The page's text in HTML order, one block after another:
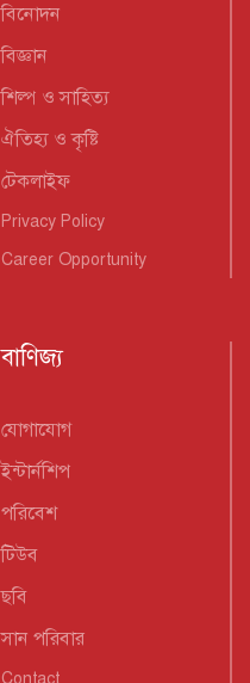
বিনোদন
বিজ্ঞান
শিল্প ও সাহিত্য
ঐতিহ্য ও কৃষ্টি
টেকলাইফ
Privacy Policy
Career Opportunity
বাণিজ্য
যোগাযোগ
ইন্টার্নশিপ
পরিবেশ
টিউব
ছবি
সান পরিবার